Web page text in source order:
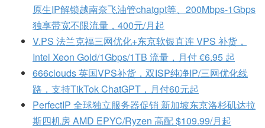
原生IP解锁越南奈飞油管chatgpt等、200Mbps-1Gbps
独享带宽不限流量，400元/月起
V.PS 法兰克福三网优化+东京软银直连 VPS 补货，
Intel Xeon Gold/1Gbps/1TB 流量，月付 €6.95 起
666clouds 英国VPS补货，双ISP纯净IP/三网优化线
路，支持TikTok ChatGPT，月付60元起
PerfectIP 全球独立服务器促销 新加坡东京洛杉矶达拉
斯四机房 AMD EPYC/Ryzen 高配 $109.99/月起